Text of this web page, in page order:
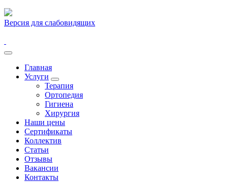
Версия для слабовидящих
Главная
Услуги
Терапия
Ортопедия
Гигиена
Хирургия
Наши цены
Сертификаты
Коллектив
Статьи
Отзывы
Вакансии
Контакты